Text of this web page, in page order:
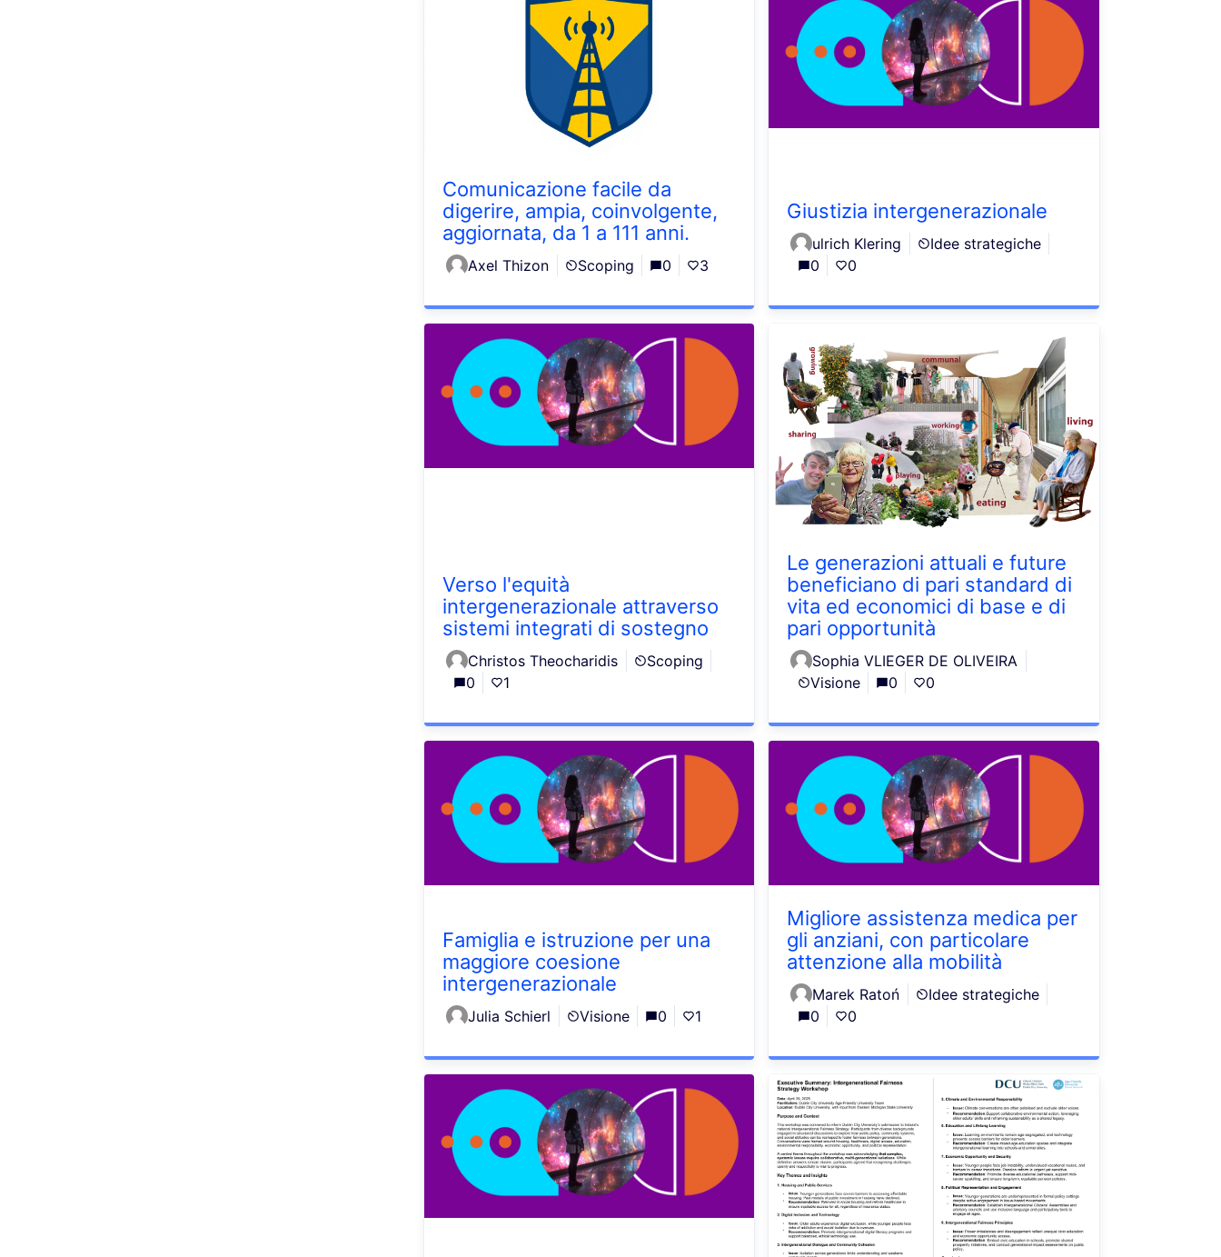
Comunicazione facile da
digerire, ampia, coinvolgente,
aggiornata, da 1 a 111 anni.
Axel Thizon Scoping 0 3
Giustizia intergenerazionale
ulrich Klering
Idee strategiche
0
0
Verso l'equità
intergenerazionale attraverso
sistemi integrati di sostegno
Christos Theocharidis
Scoping
0
1
Le generazioni attuali e future
beneficiano di pari standard di
vita ed economici di base e di
pari opportunità
Sophia VLIEGER DE OLIVEIRA
Visione
0 0
Famiglia e istruzione per una
maggiore coesione
intergenerazionale
Julia Schierl Visione 0 1
Migliore assistenza medica per
gli anziani, con particolare
attenzione alla mobilità
Marek Ratoń
Idee strategiche
0
0